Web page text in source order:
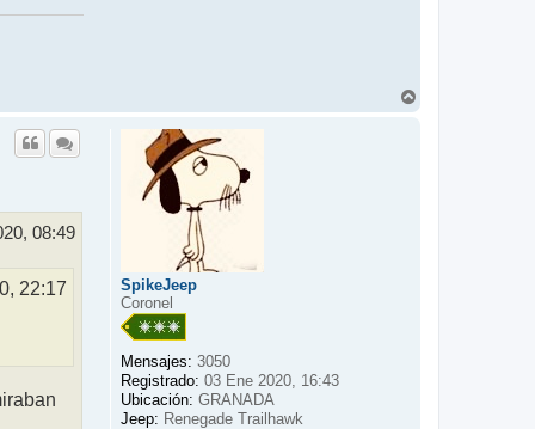
SpikeJeep
Coronel
Mensajes: 3050
Registrado: 03 Ene 2020, 16:43
Ubicación: GRANADA
Jeep: Renegade Trailhawk
08:49
22:17